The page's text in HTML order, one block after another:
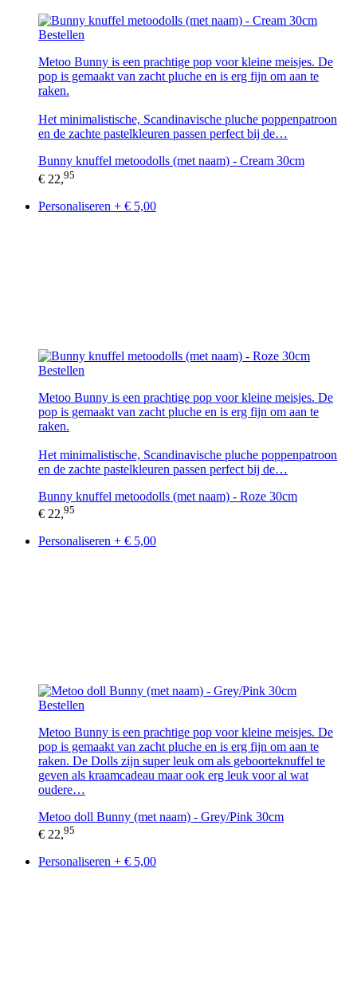
Bestellen
Metoo Bunny is een prachtige pop voor kleine meisjes. De
pop is gemaakt van zacht pluche en is erg fijn om aan te
raken.
Het minimalistische, Scandinavische pluche poppenpatroon
en de zachte pastelkleuren passen perfect bij de…
Bunny knuffel metoodolls (met naam) - Cream 30cm
€ 22,95
Personaliseren + € 5,00
Bestellen
Metoo Bunny is een prachtige pop voor kleine meisjes. De
pop is gemaakt van zacht pluche en is erg fijn om aan te
raken.
Het minimalistische, Scandinavische pluche poppenpatroon
en de zachte pastelkleuren passen perfect bij de…
Bunny knuffel metoodolls (met naam) - Roze 30cm
€ 22,95
Personaliseren + € 5,00
Bestellen
Metoo Bunny is een prachtige pop voor kleine meisjes. De
pop is gemaakt van zacht pluche en is erg fijn om aan te
raken. De Dolls zijn super leuk om als geboorteknuffel te
geven als kraamcadeau maar ook erg leuk voor al wat
oudere…
Metoo doll Bunny (met naam) - Grey/Pink 30cm
€ 22,95
Personaliseren + € 5,00